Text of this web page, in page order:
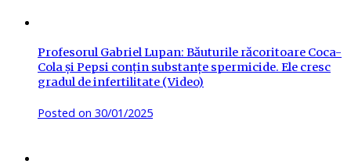
Profesorul Gabriel Lupan: Băuturile răcoritoare Coca-
Cola și Pepsi conțin substanțe spermicide. Ele cresc
gradul de infertilitate (Video)
Posted on 30/01/2025